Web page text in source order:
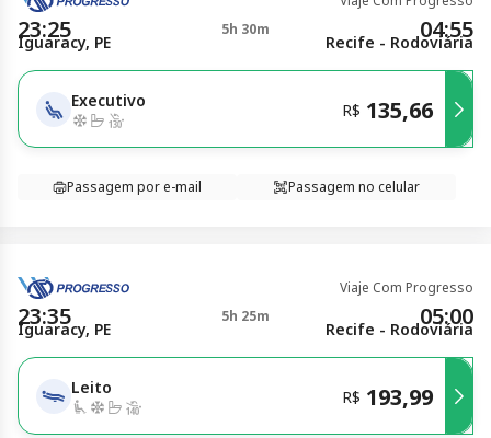
23:25 5h 30m 04:55
Iguaracy, PE Recife - Rodoviária
Executivo R$ 135,66
Passagem por e-mail Passagem no celular
Viaje Com Progresso
23:35 5h 25m 05:00
Iguaracy, PE Recife - Rodoviária
Leito R$ 193,99